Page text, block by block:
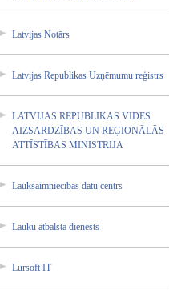
Latvija­s Notārs
Latvija­s Republi­kas Uzņēmum­u reģistr­s
LATVIJA­S REPUBLI­KAS VIDES
AIZSARD­ZĪBAS UN REĢIONĀ­LĀS
ATTĪSTĪ­BAS MINISTR­IJA
Lauksai­mniecīb­as datu centrs
Lauku atbalst­a dienest­s
Lursoft IT